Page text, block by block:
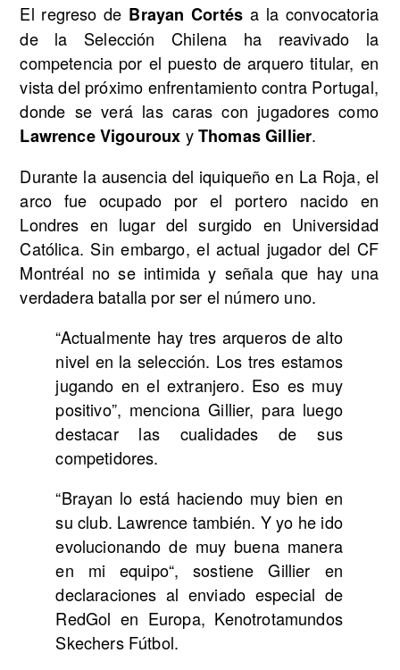
El regreso de Brayan Cortés a la convocatoria
de la Selección Chilena ha reavivado la
competencia por el puesto de arquero titular, en
vista del próximo enfrentamiento contra Portugal,
donde se verá las caras con jugadores como
Lawrence Vigouroux yThomas Gillier.
Durante la ausencia del iquiqueño en La Roja, el
arco fue ocupado por el portero nacido en
Londres en lugar del surgido en Universidad
Católica. Sin embargo, el actual jugador del CF
Montréal no se intimida y señala que hay una
verdadera batalla por ser el número uno.
“Actualmente hay tres arqueros de alto
nivel en la selección. Los tres estamos
jugando en el extranjero. Eso es muy
positivo”, menciona Gillier, para luego
destacar las cualidades de sus
competidores.
“Brayan lo está haciendo muy bien en
su club. Lawrence también. Y yo he ido
evolucionando de muy buena manera
en mi equipo“, sostiene Gillier en
declaraciones al enviado especial de
RedGol en Europa, Kenotrotamundos
Skechers Fútbol.